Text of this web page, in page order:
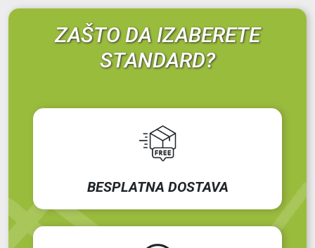
ZAŠTO DA IZABERETE
STANDARD?
BESPLATNA DOSTAVA